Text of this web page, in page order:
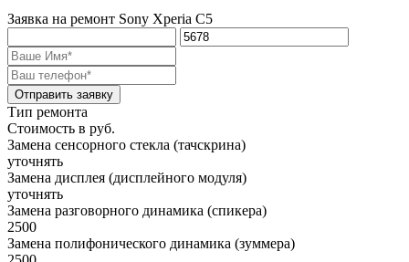
Заявка на ремонт Sony Xperia C5
Отправить заявку
Тип ремонта
Стоимость в руб.
Замена сенсорного стекла (тачскрина)
уточнять
Замена дисплея (дисплейного модуля)
уточнять
Замена разговорного динамика (спикера)
2500
Замена полифонического динамика (зуммера)